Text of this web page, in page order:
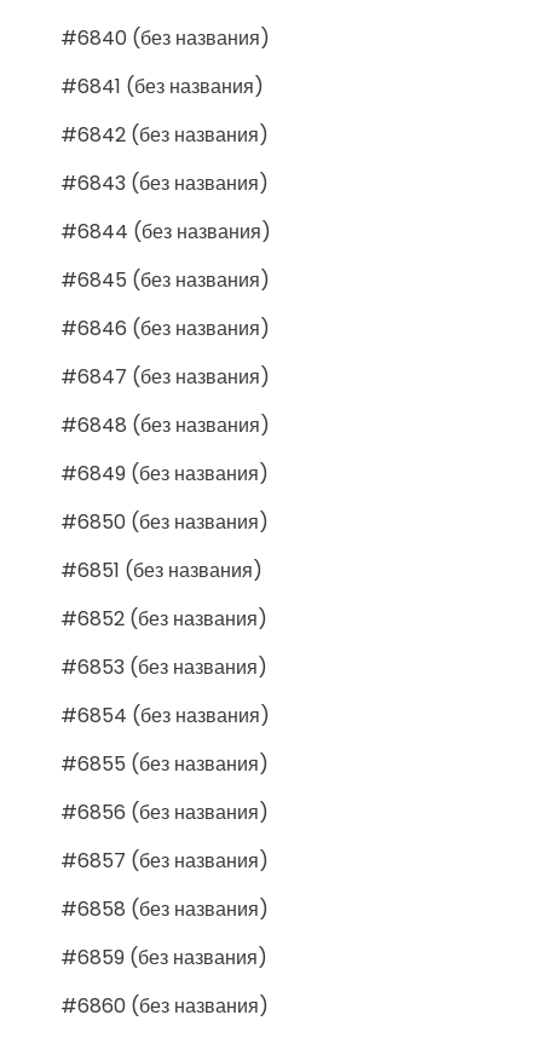
#6840 (без названия)
#6841 (без названия)
#6842 (без названия)
#6843 (без названия)
#6844 (без названия)
#6845 (без названия)
#6846 (без названия)
#6847 (без названия)
#6848 (без названия)
#6849 (без названия)
#6850 (без названия)
#6851 (без названия)
#6852 (без названия)
#6853 (без названия)
#6854 (без названия)
#6855 (без названия)
#6856 (без названия)
#6857 (без названия)
#6858 (без названия)
#6859 (без названия)
#6860 (без названия)